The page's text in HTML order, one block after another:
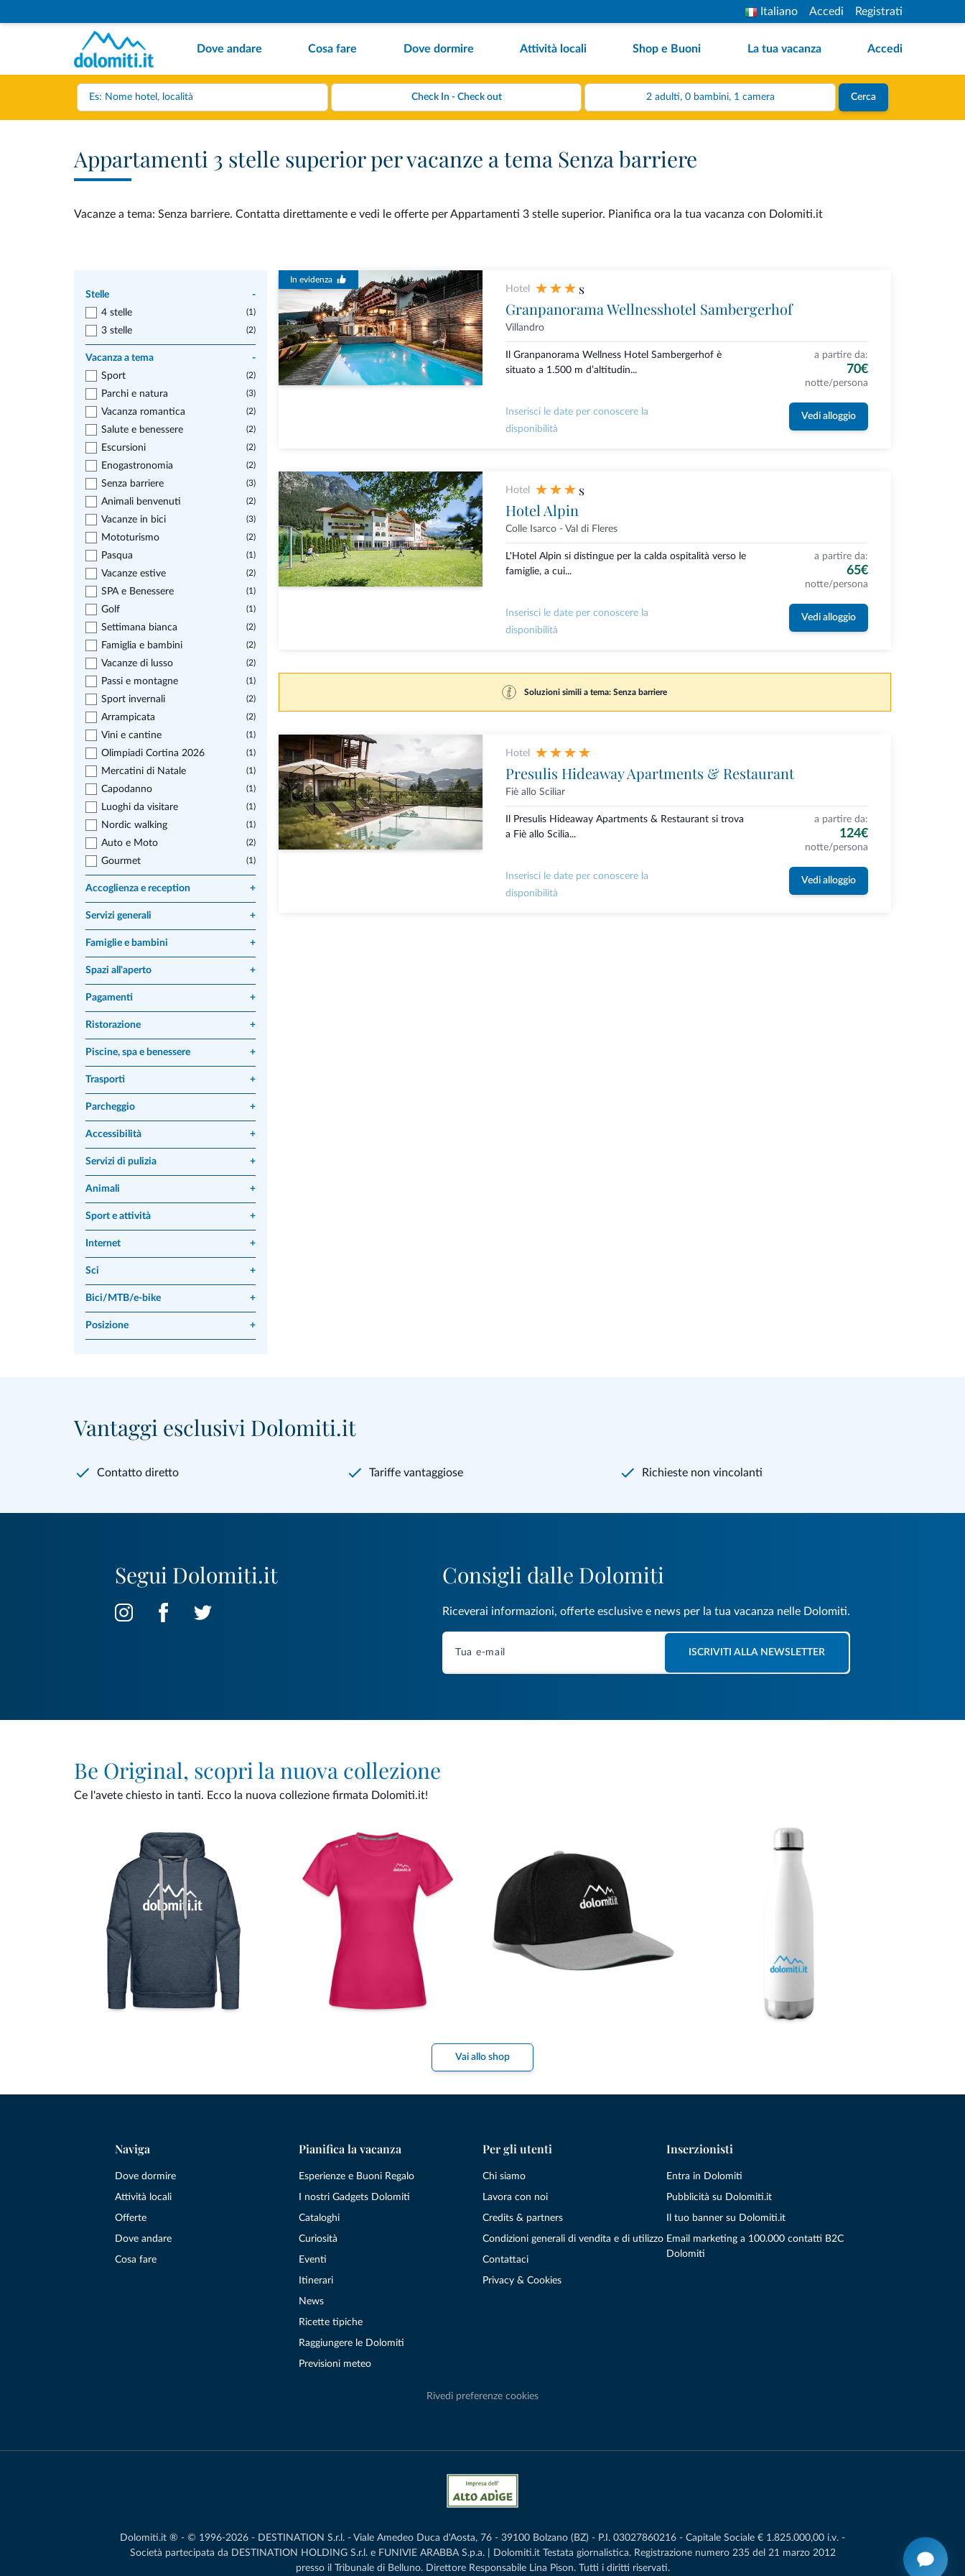
Italiano Accedi Registrati
Dove andare Cosa fare Dove dormire Attività locali Shop e Buoni La tua vacanza Accedi
2 adulti, 0 bambini, 1 camera Cerca
Appartamenti 3 stelle superior per vacanze a tema Senza barriere
Vacanze a tema: Senza barriere. Contatta direttamente e vedi le offerte per Appartamenti 3 stelle superior. Pianifica ora la tua vacanza con Dolomiti.it
Stelle
-
4 stelle
(1)
3 stelle (2)
Vacanza a tema
-
Sport
(2)
Parchi e natura (3)
Vacanza romantica (2)
Salute e benessere (2)
Escursioni (2)
Enogastronomia (2)
Senza barriere (3)
Animali benvenuti (2)
Vacanze in bici (3)
Mototurismo (2)
Pasqua (1)
Vacanze estive (2)
SPA e Benessere (1)
Golf (1)
Settimana bianca (2)
Famiglia e bambini (2)
Vacanze di lusso (2)
Passi e montagne (1)
Sport invernali (2)
Arrampicata (2)
Vini e cantine (1)
Olimpiadi Cortina 2026 (1)
Mercatini di Natale (1)
Capodanno (1)
Luoghi da visitare (1)
Nordic walking (1)
Auto e Moto (2)
Gourmet (1)
Accoglienza e reception +
Servizi generali +
Famiglie e bambini +
Spazi all'aperto +
Pagamenti +
Ristorazione +
Piscine, spa e benessere +
Trasporti +
Parcheggio +
Accessibilità +
Servizi di pulizia +
Animali +
Sport e attività +
Internet +
Sci +
Bici/MTB/e-bike +
Posizione +
In evidenza
Hotel s
Granpanorama Wellnesshotel Sambergerhof
Villandro
Il Granpanorama Wellness Hotel Sambergerhof è
situato a 1.500 m d’altitudin...
a partire da:
70€
notte/persona
Inserisci le date per conoscere la
disponibilità
Vedi alloggio
Hotel s
Hotel Alpin
Colle Isarco - Val di Fleres
L'Hotel Alpin si distingue per la calda ospitalità verso le
famiglie, a cui...
a partire da:
65€
notte/persona
Inserisci le date per conoscere la
disponibilità
Vedi alloggio
Soluzioni simili a tema: Senza barriere
Hotel
Presulis Hideaway Apartments & Restaurant
Fiè allo Sciliar
Il Presulis Hideaway Apartments & Restaurant si trova
a Fiè allo Scilia...
a partire da:
124€
notte/persona
Inserisci le date per conoscere la
disponibilità
Vedi alloggio
Vantaggi esclusivi Dolomiti.it
Contatto diretto Tariffe vantaggiose Richieste non vincolanti
Segui Dolomiti.it Consigli dalle Dolomiti
Riceverai informazioni, offerte esclusive e news per la tua vacanza nelle Dolomiti.
ISCRIVITI ALLA NEWSLETTER
Be Original, scopri la nuova collezione
Ce l'avete chiesto in tanti. Ecco la nuova collezione firmata Dolomiti.it!
Vai allo shop
Naviga
Dove dormire
Attività locali
Offerte
Dove andare
Cosa fare
Pianifica la vacanza
Esperienze e Buoni Regalo
I nostri Gadgets Dolomiti
Cataloghi
Curiosità
Eventi
Itinerari
News
Ricette tipiche
Raggiungere le Dolomiti
Previsioni meteo
Per gli utenti
Chi siamo
Lavora con noi
Credits & partners
Condizioni generali di vendita e di utilizzo
Contattaci
Privacy & Cookies
Inserzionisti
Entra in Dolomiti
Pubblicità su Dolomiti.it
Il tuo banner su Dolomiti.it
Email marketing a 100.000 contatti B2C
Dolomiti
Rivedi preferenze cookies
Dolomiti.it ® - © 1996-2026 - DESTINATION S.r.l. - Viale Amedeo Duca d'Aosta, 76 - 39100 Bolzano (BZ) - P.I. 03027860216 - Capitale Sociale € 1.825.000,00 i.v. -
Società partecipata da DESTINATION HOLDING S.r.l. e FUNIVIE ARABBA S.p.a. | Dolomiti.it Testata giornalistica. Registrazione numero 235 del 21 marzo 2012
presso il Tribunale di Belluno.­ Direttore Responsabile Lina Pison. Tutti i diritti riservati.